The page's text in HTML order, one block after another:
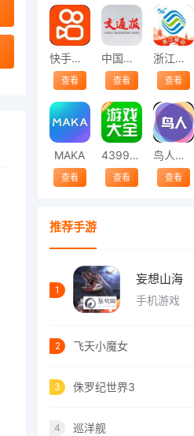
快手安装
查看
中国交通报
查看
浙江移动
查看
MAKA
查看
4399游戏大全
查看
鸟人助手
查看
推荐手游
1
妄想山海
手机游戏
2 飞天小魔女
3 侏罗纪世界3
4 巡洋舰